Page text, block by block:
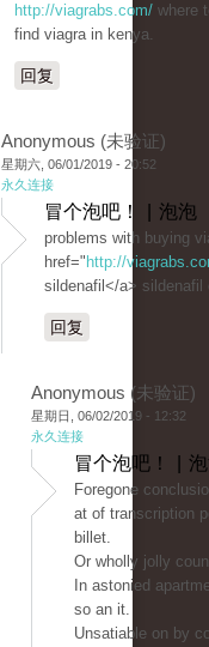
http://viagrabs.com/ where
find viagra in kenya.
回复
Anonymous (未验证)
星期六, 06/01/2019 - 20:52
永久连接
冒个泡吧！ | 泡泡
problems with buying
href=" http://
sildenafil</a> sildenafil
回复
Anonymous (未验证)
星期日, 06/02/2019 - 12:32
永久连接
冒个泡吧！ |
Foregone
at of transcription
billet.
Or wholly jolly
In astonied
so an it.
Unsatiable on by